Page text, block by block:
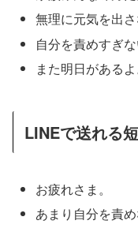
無理に元気を出さ
自分を責めすぎな
また明日があるよ
LINEで送れる
お疲れさま。
あまり自分を責め